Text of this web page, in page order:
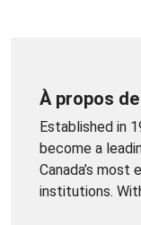
À propos
Established in
become a
Canada’s
institutions.